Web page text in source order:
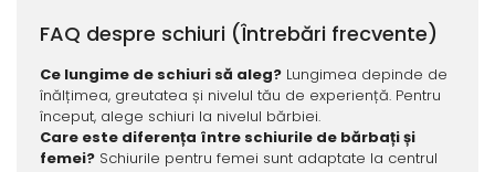
FAQ despre schiuri (Întrebări frecvente)
Ce lungime de schiuri să aleg?Lungimea depinde de
înălțimea, greutatea și nivelul tău de experiență. Pentru
început, alege schiuri la nivelul bărbiei.
Care este diferența între schiurile de bărbați și
femei?Schiurile pentru femei sunt adaptate la centrul